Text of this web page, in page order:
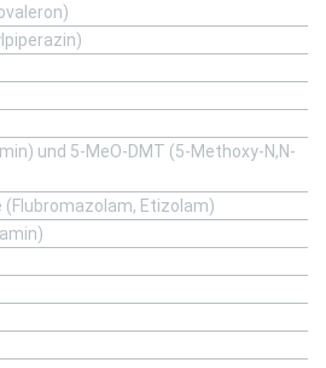
und 5-MeO-DMT (5-Methoxy-N,N-
Etizolam)